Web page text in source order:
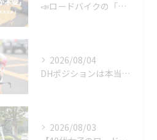
📣ロードバイクの「安定性が不安」という方にオススメ👍
2026/08/04
DHポジションは本当に速いのか？ 速さを決めるのはDHバーではなく「維持できるポジション」です
2026/08/03